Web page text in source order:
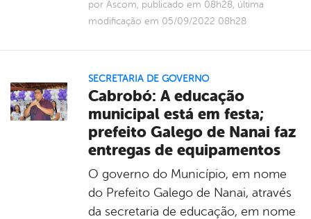
por Ascom, publicado em 08h28, última
modificação em 05/09/2022 08h28
SECRETARIA DE GOVERNO
Cabrobó: A educação
municipal está em festa;
prefeito Galego de Nanai faz
entregas de equipamentos
O governo do Município, em nome
do Prefeito Galego de Nanai, através
da secretaria de educação, em nome